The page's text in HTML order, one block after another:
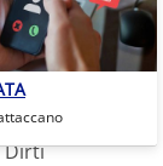
Per Nome
Dirti